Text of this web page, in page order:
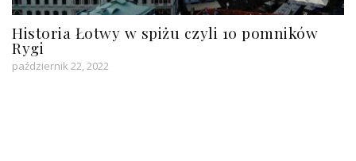
Historia Łotwy w spiżu czyli 10 pomników
Rygi
październik 22, 2022